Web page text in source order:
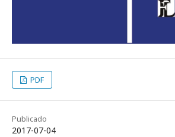
PDF
Publicado
2017-07-04